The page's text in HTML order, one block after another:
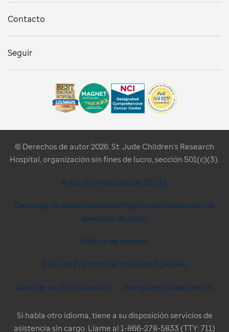
Contacto
Seguir
© Derechos de autor 2026. St. Jude Children’s Research
Hospital, organización sin fines de lucro, sección 501(c)(3).
Aviso de privacidad de EE. UU.
Descargo de responsabilidad/Registros/Declaración de
derechos de autor
Política de enlaces
Aviso de Prácticas de Privacidad (HIPAA)
Aviso de no discriminación Transparencia de precios
Si habla otro idioma, tiene a su disposición servicios de
asistencia sin cargo. Llame al 1-866-278-5833 (TTY: 711)